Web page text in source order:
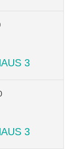
3
3